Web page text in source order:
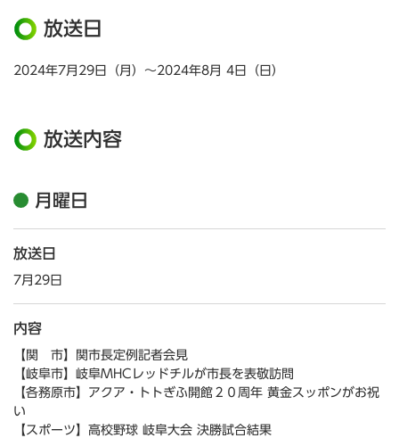
放送日
2024年7月29日（月）～2024年8月 4日（日）
放送内容
月曜日
放送日
7月29日
内容
【関 市】関市長定例記者会見
【岐阜市】岐阜MHCレッドチルが市長を表敬訪問
【各務原市】アクア・トトぎふ開館２０周年 黄金スッポンがお祝
い
【スポーツ】高校野球 岐阜大会 決勝試合結果